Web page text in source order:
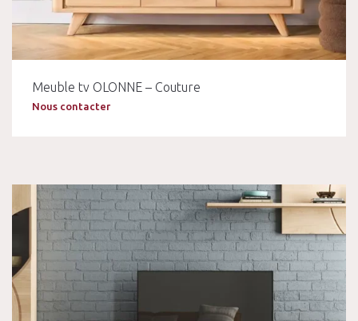
Meuble tv OLONNE – Couture
Nous contacter